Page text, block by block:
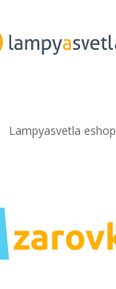
Lampyasvetla eshop